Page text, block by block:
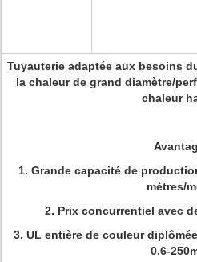
Tuyauterie adaptée aux besoins
la chaleur de grand diamètre/
chaleur
1. Grande capacité de
mètres/
2. Prix concurrentiel avec
3. UL entière de couleur
0.6-